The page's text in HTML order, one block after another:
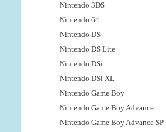
Nintendo 3DS
Nintendo 64
Nintendo DS
Nintendo DS Lite
Nintendo DSi
Nintendo DSi XL
Nintendo Game Boy
Nintendo Game Boy Advance
Nintendo Game Boy Advance SP